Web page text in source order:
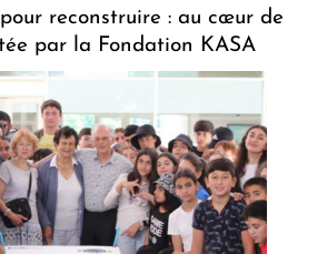
reconstruire : au cœur de
par la Fondation KASA